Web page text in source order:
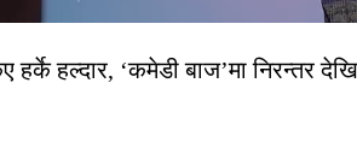
हर्के हल्दार, ‘कमेडी बाज’मा निरन्तर